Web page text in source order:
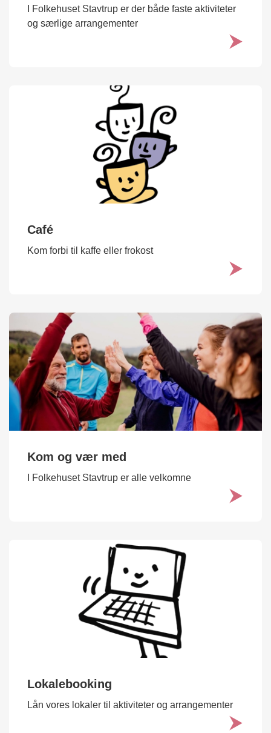
I Folkehuset Stavtrup er der både faste aktiviteter
og særlige arrangementer
Café
Kom forbi til kaffe eller frokost
Kom og vær med
I Folkehuset Stavtrup er alle velkomne
Lokalebooking
Lån vores lokaler til aktiviteter og arrangementer